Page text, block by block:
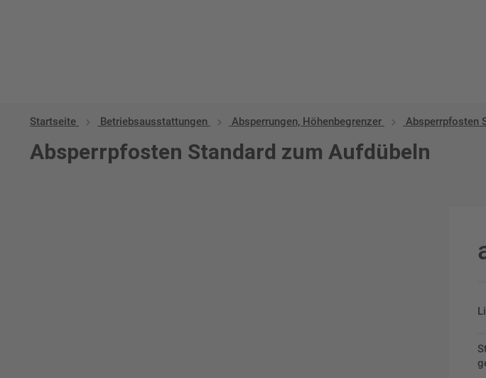
Startseite Betriebs­aus­stattungen Absperrungen, Höhenbegrenzer Absperrpfosten
Absperrpfosten Standard zum Aufdübeln